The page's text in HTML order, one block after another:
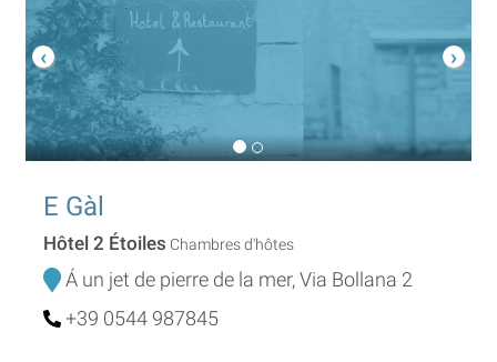
E Gàl
Hôtel 2 Étoiles Chambres d'hôtes
Á un jet de pierre de la mer, Via Bollana 2
+39 0544 987845